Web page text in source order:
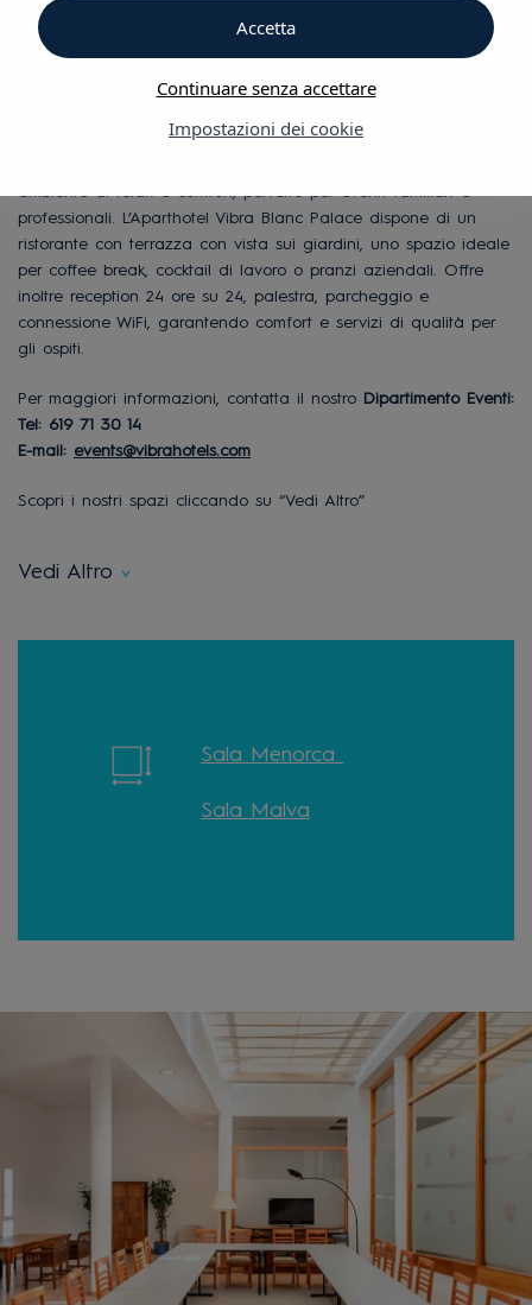
Tutte le strutture dispongono di ampie aree verdi e grandi
piscine, con accesso diretto alla spiaggia di Sa Caleta. Situato
a pochi minuti da Ciutadella, questo complesso offre ampie
strutture e una grande varietà di servizi, rendendolo una
professionali. L’Aparthotel Vibra Blanc Palace dispone di un
ristorante con terrazza con vista sui giardini, uno spazio ideale
per coffee break, cocktail di lavoro o pranzi aziendali. Offre
inoltre reception 24 ore su 24, palestra, parcheggio e
connessione WiFi, garantendo comfort e servizi di qualità per
gli ospiti.
Per maggiori informazioni, contatta il nostro Dipartimento Eventi:
Tel: 619 71 30 14
E-mail: events@vibrahotels.com
Scopri i nostri spazi cliccando su “Vedi Altro”
Vedi Altro
Sala Menorca
Sala Malva
Impostazioni dei cookie
Continuare senza accettare
Accetta